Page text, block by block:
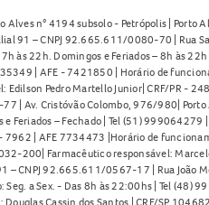
n° 4194 subsolo - Petrópolis |
91 – CNPJ 92.665.611/0080-70 | Rua
às 22h. Domingos e Feriados – 8h às
| AFE - 7421850 | Horário de
Pedro Martello Junior| CRF/PR -
| Av. Cristóvão Colombo, 976/980|
Feriados – Fechado | Tel (51)
| AFE 7734473 |Horário de
200| Farmacêutico responsável:
– CNPJ 92.665.611/0567-17 | Rua
a Sex. - Das 8h às 22:00hs | Tel
Cassin dos Santos | CRF/SP